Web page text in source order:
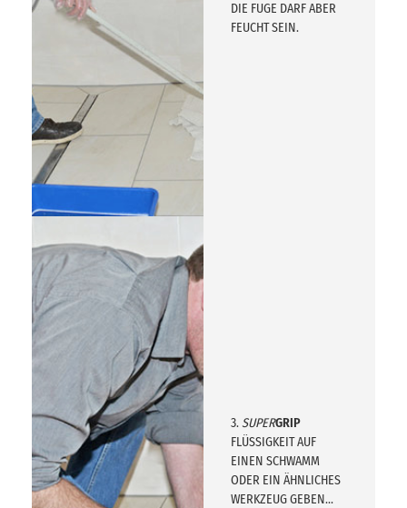
DIE FUGE DARF ABER
FEUCHT SEIN.
3. SUPERGRIP
FLÜSSIGKEIT AUF
EINEN SCHWAMM
ODER EIN ÄHNLICHES
WERKZEUG GEBEN...